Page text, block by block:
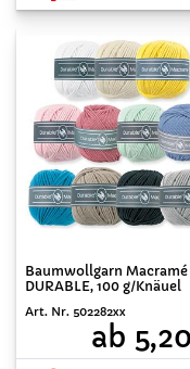
Baumwollgarn
DURABLE, 100 g/Knäuel
Art. Nr. 502282xx
ab